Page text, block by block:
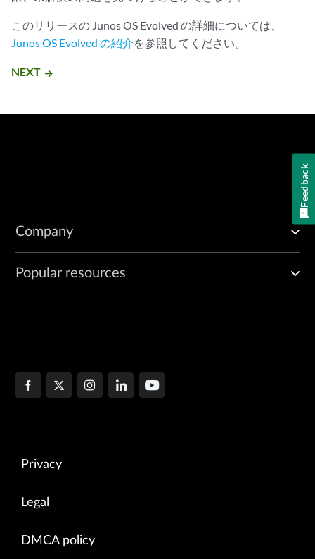
このリリースの Junos OS Evolved の詳細については、
Junos OS Evolved の紹介を参照してください。
NEXT arrow_forward
Company
Popular resources
Privacy
Legal
DMCA policy
Feedback